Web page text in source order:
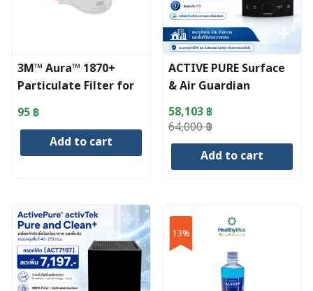
3M™ Aura™ 1870+
Particulate Filter for
Medical Use
95 ฿
Add to cart
ACTIVE PURE Surface
& Air Guardian
64,000฿
Original
price
58,103 ฿
Current
price
Add to cart
13%